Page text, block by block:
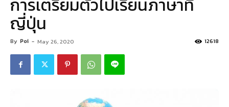
การเตรียมตัวไปเรียนภาษาที่
ญี่ปุ่น
By Poi - May 26, 2020 12618